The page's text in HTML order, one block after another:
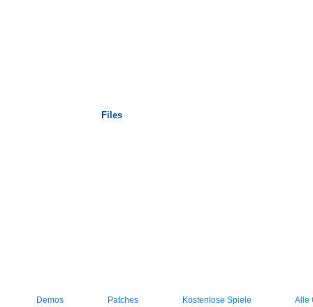
Files
Demos Patches Kostenlose Spiele Alle